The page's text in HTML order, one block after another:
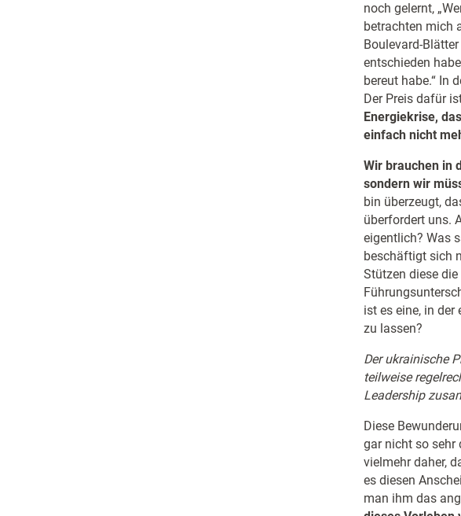
noch gelernt,
betrachten mich
Boulevard-
entschieden
bereut habe.“ In
Der Preis dafür
Energiekrise,
einfach nicht
Wir brauchen in
sondern wir
bin überzeugt,
überfordert uns.
eigentlich? Was
beschäftigt sich
Stützen diese
ist es eine, in
zu lassen?
Der ukrainische
teilweise
Leadership
Diese
gar nicht so sehr
vielmehr daher,
es diesen
man ihm das